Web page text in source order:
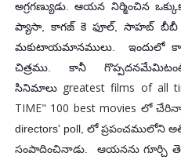
అగ్రగణ్యుడు. ఆయన నిర్మించిన
ప్యాసా, కాగజ్ కె ఫూల్, సాహబ్ బీబీ
మకుటాయమానములు. ఇందులో
చిత్రము. కానీ
సినిమాలు greatest films of all
TIME" 100 best movies లో
directors' poll, లో ప్రపంచములోని
సంపాదించినాడు. ఆయనను గూర్చి